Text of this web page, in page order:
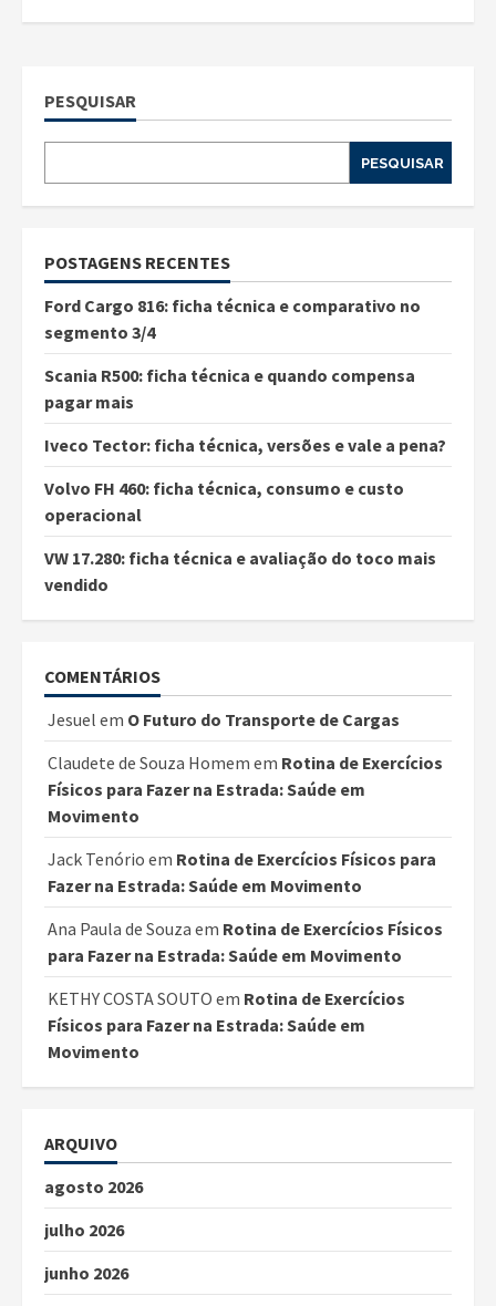
PESQUISAR
PESQUISAR
POSTAGENS RECENTES
Ford Cargo 816: ficha técnica e comparativo no
segmento 3/4
Scania R500: ficha técnica e quando compensa
pagar mais
Iveco Tector: ficha técnica, versões e vale a pena?
Volvo FH 460: ficha técnica, consumo e custo
operacional
VW 17.280: ficha técnica e avaliação do toco mais
vendido
COMENTÁRIOS
Jesuel em O Futuro do Transporte de Cargas
Claudete de Souza Homem em Rotina de Exercícios
Físicos para Fazer na Estrada: Saúde em
Movimento
Jack Tenório em Rotina de Exercícios Físicos para
Fazer na Estrada: Saúde em Movimento
Ana Paula de Souza em Rotina de Exercícios Físicos
para Fazer na Estrada: Saúde em Movimento
KETHY COSTA SOUTO em Rotina de Exercícios
Físicos para Fazer na Estrada: Saúde em
Movimento
ARQUIVO
agosto 2026
julho 2026
junho 2026